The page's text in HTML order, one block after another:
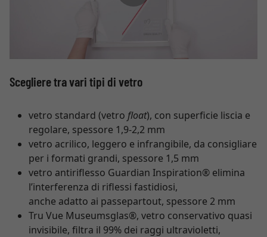
Scegliere tra vari tipi di vetro
vetro standard (vetro float), con superficie liscia e
regolare, spessore 1,9-2,2 mm
vetro acrilico, leggero e infrangibile, da consigliare
per i formati grandi, spessore 1,5 mm
vetro antiriflesso Guardian Inspiration® elimina
l’interferenza di riflessi fastidiosi,
anche adatto ai passepartout, spessore 2 mm
Tru Vue Museumsglas®, vetro conservativo quasi
invisibile, filtra il 99% dei raggi ultravioletti,